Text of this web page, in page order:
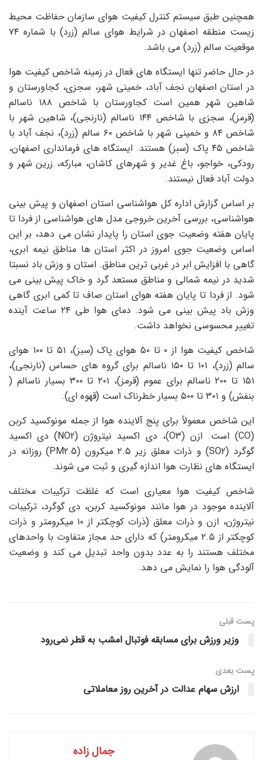
همچنین طبق سیستم کنترل کیفیت هوای سازمان حفاظت محیط
زیست منطقه اصفهان در شرایط هوای سالم (زرد) با شماره ۷۴
موقعیت سالم (زرد) می باشد.
در حال حاضر تنها ایستگاه های فعال در زمینه شاخص کیفیت هوا
در استان اصفهان نجف آباد، خمینی شهر، سجزی،کجاورستان و
شاهین شهر همین است کجاورستان
با شاخص ۱۸۸ ناسالم
(قرمز)، سجزی با شاخص ۱۴۴ ناسالم (نارنجی)، شاهین شهر با
شاخص ۸۴ و خمینی شهر با شاخص ۶۰ سالم (زرد)، نجف آباد با
شاخص ۴۵ پاک (سبز) هستند. ایستگاه های فرمانداری اصفهان،
رودکی، خواجو، باغ غدیر و شهرهای کاشان، مبارکه، زرین شهر و
دولت آباد فعال نیستند.
بر اساس گزارش اداره کل هواشناسی استان اصفهان و پیش بینی
هواشناسی، بررسی آخرین خروجی مدل های هواشناسی از فردا تا
پایان هفته وضعیت جوی استان را پایدار نشان می دهد، بر این
اساس وضعیت جوی امروز در اکثر استان ها مناطق نیمه ابری،
گاهی با افزایش ابر در غربی ترین مناطق. استان و وزش باد نسبتا
شدید در نیمه شمالی و مناطق مستعد گرد و خاک پیش بینی می
شود. از فردا تا پایان هفته هوای استان صاف تا کمی ابری گاهی
وزش باد پیش بینی می شود. دمای هوا طی ۲۴ ساعت آینده
تغییر محسوسی نخواهد داشت.
شاخص کیفیت هوا از ۰ تا ۵۰ هوای پاک (سبز)، ۵۱ تا ۱۰۰ هوای
سالم (زرد)، ۱۰۱ تا ۱۵۰ ناسالم برای گروه های حساس (نارنجی)،
۱۵۱ تا ۲۰۰ ناسالم برای عموم (قرمز)، ۲۰۱ تا ۳۰۰ بسیار ناسالم (
بنفش) و ۳۰۱ تا ۵۰۰ بسیار خطرناک است (قهوه ای).
این شاخص معمولاً برای پنج آلاینده هوا از جمله مونوکسید کربن
(CO) است.
ازن
(O3)، دی اکسید نیتروژن (NO2) دی اکسید
گوگرد (SO2) و ذرات معلق زیر ۲.۵ میکرون (PM2.5) روزانه در
ایستگاه های نظارت هوا اندازه گیری و ثبت می شوند.
شاخص کیفیت هوا معیاری است که غلظت ترکیبات مختلف
آلاینده موجود در هوا مانند مونوکسید کربن، دی گوگرد، ترکیبات
نیتروژن، ازن
و ذرات معلق (ذرات کوچکتر از ۱۰ میکرومتر و ذرات
کوچکتر از ۲.۵ میکرومتر) که دارای حد مجاز متفاوت با واحدهای
مختلف هستند را به عدد بدون واحد تبدیل می کند و وضعیت
آلودگی هوا را نمایش می دهد.
پست قبلی
وزیر ورزش برای مسابقه فوتبال امشب به قطر نمی‌رود
پست‌ بعدی
ارزش سهام عدالت در آخرین روز معاملاتی
جمال زاده